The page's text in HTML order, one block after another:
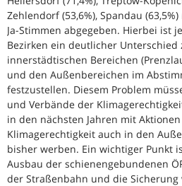
Zehlendorf (53,6%), Spandau
Ja-Stimmen abgegeben. Hierbei ist
Bezirken ein deutlicher Unterschied
innerstädtischen Bereichen
und den Außenbereichen im
festzustellen. Diesem Problem
und Verbände der
in den nächsten Jahren mit
Klimagerechtigkeit auch in den
bisher werben. Ein wichtiger Punkt
Ausbau der schienengebundenen
der Straßenbahn und die Sicherung